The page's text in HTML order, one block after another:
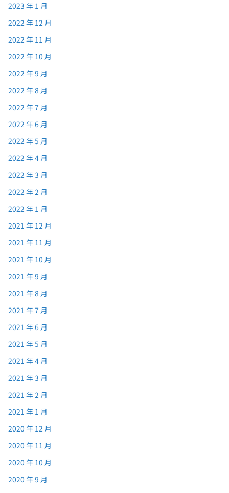
2023 年 1 月
2022 年 12 月
2022 年 11 月
2022 年 10 月
2022 年 9 月
2022 年 8 月
2022 年 7 月
2022 年 6 月
2022 年 5 月
2022 年 4 月
2022 年 3 月
2022 年 2 月
2022 年 1 月
2021 年 12 月
2021 年 11 月
2021 年 10 月
2021 年 9 月
2021 年 8 月
2021 年 7 月
2021 年 6 月
2021 年 5 月
2021 年 4 月
2021 年 3 月
2021 年 2 月
2021 年 1 月
2020 年 12 月
2020 年 11 月
2020 年 10 月
2020 年 9 月